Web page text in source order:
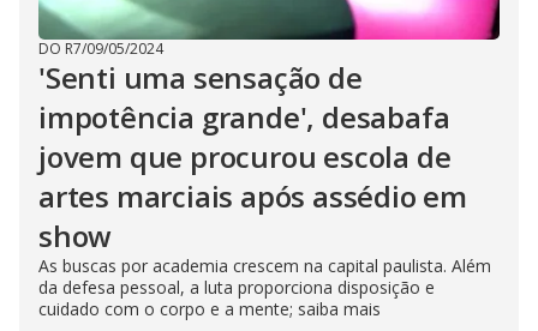
DO R7/09/05/2024
'Senti uma sensação de
impotência grande', desabafa
jovem que procurou escola de
artes marciais após assédio em
show
As buscas por academia crescem na capital paulista. Além
da defesa pessoal, a luta proporciona disposição e
cuidado com o corpo e a mente; saiba mais